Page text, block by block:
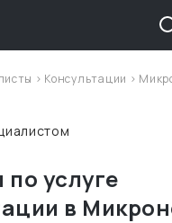
> Консультации >
услуге
в